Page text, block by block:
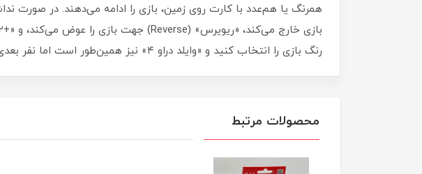
رنگ بازی را انتخاب کنید و «وایلد دراو ۴» نیز همین‌طور است اما نفر بعدی باید ۴ کارت بردارد. در نهایت، وقتی یک کارت دارید باید بگویید «اونو» تا جریمه نشوید.
محصولات مرتبط